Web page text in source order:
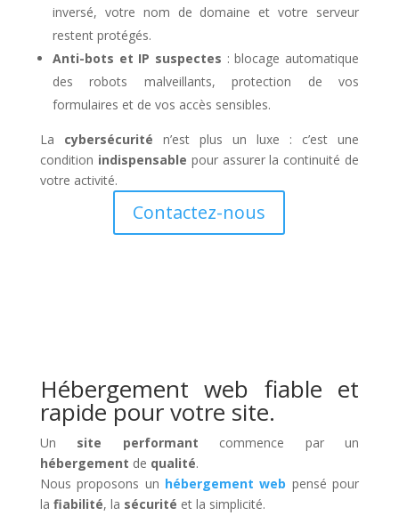
inversé, votre nom de domaine et votre serveur
restent protégés.
Anti-bots et IP suspectes : blocage automatique
des robots malveillants, protection de vos
formulaires et de vos accès sensibles.
La cybersécurité n’est plus un luxe : c’est une
condition indispensable pour assurer la continuité de
votre activité.
Contactez-nous
Hébergement web fiable et
rapide pour votre site.
Un site performant commence par un
hébergement de qualité.
Nous proposons un hébergement web pensé pour
la fiabilité, la sécurité et la simplicité.